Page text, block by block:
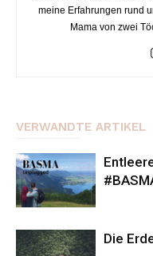
meine Erfahrungen rund
Mama von zwei
VERWANDTE ARTIKEL
Die